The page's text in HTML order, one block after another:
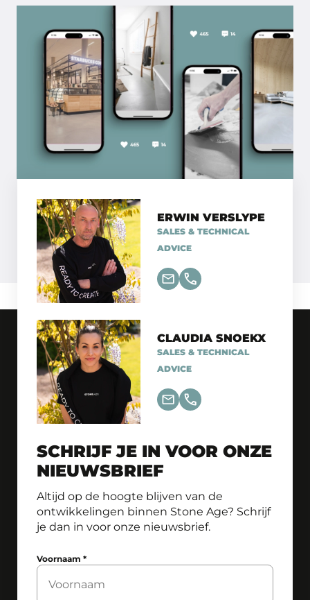
ERWIN VERSLYPE
SALES & TECHNICAL
ADVICE
CLAUDIA SNOEKX
SALES & TECHNICAL
ADVICE
SCHRIJF JE IN VOOR ONZE
NIEUWSBRIEF
Altijd op de hoogte blijven van de
ontwikkelingen binnen Stone Age? Schrijf
je dan in voor onze nieuwsbrief.
Voornaam*